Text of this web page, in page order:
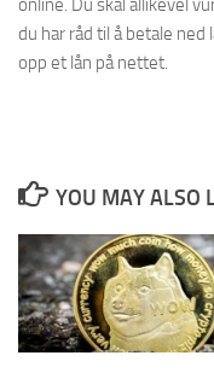
online. Du skal allikevel
du har råd til å betale
opp et lån på nettet.
YOU MAY ALSO